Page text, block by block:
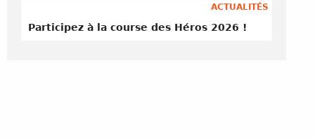
ACTUALITÉS
Participez à la course des Héros 2026 !